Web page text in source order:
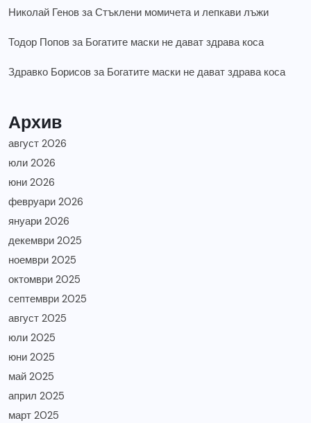
Николай Генов заСтъклени момичета и лепкави лъжи
Тодор Попов за Богатите маски не дават здрава коса
Здравко Борисов за Богатите маски не дават здрава коса
Архив
август 2026
юли 2026
юни 2026
февруари 2026
януари 2026
декември 2025
ноември 2025
октомври 2025
септември 2025
август 2025
юли 2025
юни 2025
май 2025
април 2025
март 2025